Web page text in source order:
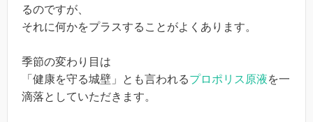
るのですが、
それに何かをプラスすることがよくあります。
季節の変わり目は
「健康を守る城壁」とも言われるプロポリス原液を一
滴落としていただきます。